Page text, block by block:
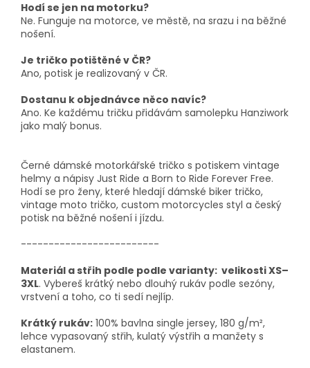
Hodí se jen na motorku?
Ne. Funguje na motorce, ve městě, na srazu i na běžné
nošení.
Je tričko potištěné v ČR?
Ano, potisk je realizovaný v ČR.
Dostanu k objednávce něco navíc?
Ano. Ke každému tričku přidávám samolepku Hanziwork
jako malý bonus.
Černé dámské motorkářské tričko s potiskem vintage
helmy a nápisy Just Ride a Born to Ride Forever Free.
Hodí se pro ženy, které hledají dámské biker tričko,
vintage moto tričko, custom motorcycles styl a český
potisk na běžné nošení i jízdu.
-------------------------
Materiál a střih podle podle varianty: velikosti XS–
3XL. Vybereš krátký nebo dlouhý rukáv podle sezóny,
vrstvení a toho, co ti sedí nejlíp.
Krátký rukáv: 100% bavlna single jersey, 180 g/m²,
lehce vypasovaný střih, kulatý výstřih a manžety s
elastanem.